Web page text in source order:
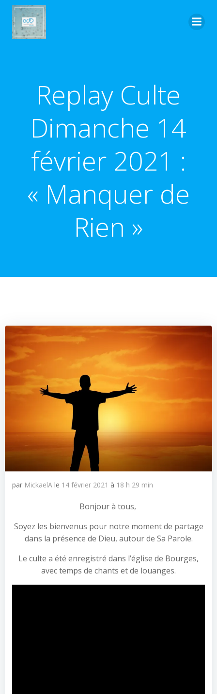
Replay Culte
Dimanche 14
février 2021 :
« Manquer de
Rien »
par MickaelA le 14 février 2021 à 18 h 29 min
Bonjour à tous,
Soyez les bienvenus pour notre moment de partage
dans la présence de Dieu, autour de Sa Parole.
Le culte a été enregistré dans l’église de Bourges,
avec temps de chants et de louanges.